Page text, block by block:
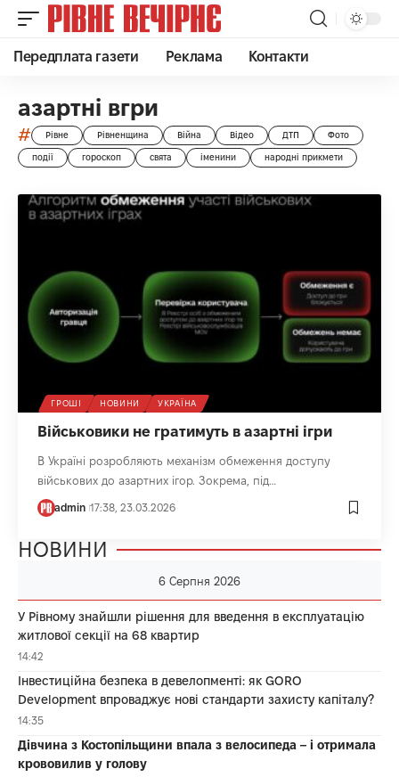
Передплата газети Реклама Контакти
азартні вгри
# Рівне Рівненщина Війна Відео ДТП Фото
події гороскоп свята іменини народні прикмети
ГРОШІ НОВИНИ УКРАЇНА
Військовики не гратимуть в азартні ігри
В Україні розробляють механізм обмеження доступу
військових до азартних ігор. Зокрема, під…
admin 17:38, 23.03.2026
НОВИНИ
6 Серпня 2026
У Рівному знайшли рішення для введення в експлуатацію
житлової секції на 68 квартир
14:42
Інвестиційна безпека в девелопменті: як GORO
Development впроваджує нові стандарти захисту капіталу?
14:35
Дівчина з Костопільщини впала з велосипеда – і отримала
крововилив у голову